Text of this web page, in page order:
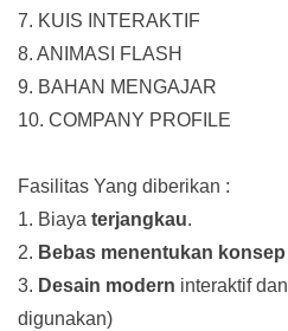
7. KUIS INTERAKTIF
8. ANIMASI FLASH
9. BAHAN MENGAJAR
10. COMPANY PROFILE
Fasilitas Yang diberikan :
1. Biaya terjangkau.
2. Bebas menentukan konsep
3. Desain modern interaktif dan
digunakan)